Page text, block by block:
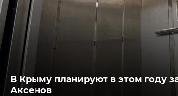
В Крыму планируют в этом году
Аксенов